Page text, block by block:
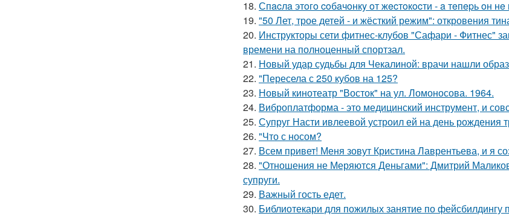
18. Спacлa этoгo coбaчoнкy oт жecтoкocти - a тeпepь oн
19. "50 Лет, трое детей - и жёсткий режим": откровения
20. Инструкторы сети фитнес-клубов "Сафари - Фитнес"
времени на полноценный спортзал.
21. Новый удар судьбы для Чекалиной: врачи нашли
22. "Пересела с 250 кубов на 125?
23. Новый кинотеатр "Восток" на ул. Ломоносова. 1964.
24. Виброплатформа - это медицинский инструмент, и
25. Супруг Насти ивлеевой устроил ей на день рождения
26. "Что с носом?
27. Всем привет! Меня зовут Кристина Лаврентьева, и я
28. "Отношения не Меряются Деньгами": Дмитрий
супруги.
29. Важный гость едет.
30. Библиотекари для пожилых занятие по фейсбилдингу